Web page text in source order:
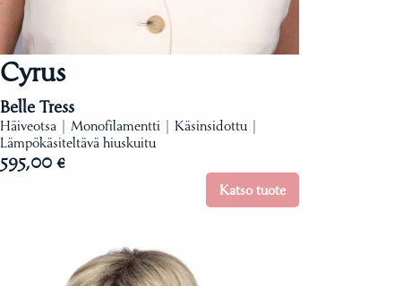
Cyrus
Belle Tress
Häiveotsa | Monofilamentti | Käsinsidottu |
Lämpökäsiteltävä hiuskuitu
595,00 €
Katso tuote